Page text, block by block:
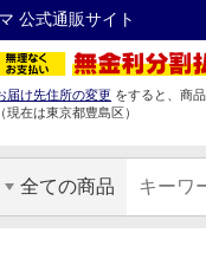
公式通販サイト
届け先住所の変更 をすると、商
（現在は東京都豊島区）
全ての商品